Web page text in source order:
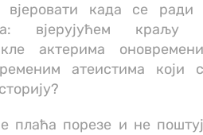
вјеровати када се ради
вјерујућем краљу
актерима
атеистима који
порезе и не